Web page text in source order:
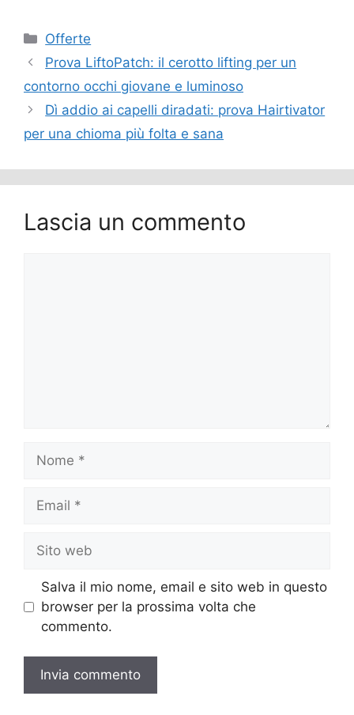
Categorie
Offerte
Prova LiftoPatch: il cerotto lifting per un
contorno occhi giovane e luminoso
Dì addio ai capelli diradati: prova Hairtivator
per una chioma più folta e sana
Lascia un commento
web
Salva il mio nome, email e sito web in questo
browser per la prossima volta che
commento.